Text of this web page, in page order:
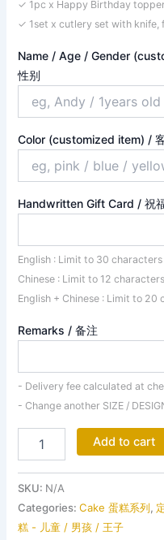
✓ 1pc x Happy Birthday
✓ 1set x cutlery set with knife,
Name / Age / Gender
性别
Color (customized item) /
Handwritten Gift Card / 祝
English : Limit to 30 characters
Chinese : Limit to 12
English + Chinese : Limit to 20
Remarks / 备注
- Delivery fee calculated at
- Change another SIZE /
Add to cart
SKU: N/A
Categories:Cake 蛋糕系列,
糕 - 儿童 / 男孩 / 王子